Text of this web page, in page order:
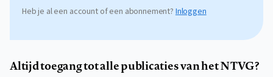
Heb je al een account of een abonnement? Inloggen
Altijd toegang tot alle publicaties van het NTVG?